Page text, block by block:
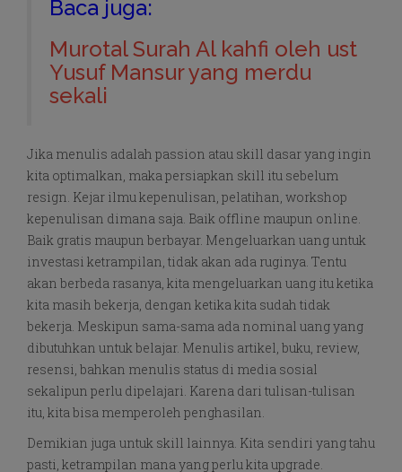
Baca juga:
Murotal Surah Al kahfi oleh ust
Yusuf Mansur yang merdu
sekali
Jika menulis adalah passion atau skill dasar yang ingin
kita optimalkan, maka persiapkan skill itu sebelum
resign. Kejar ilmu kepenulisan, pelatihan, workshop
kepenulisan dimana saja. Baik offline maupun online.
Baik gratis maupun berbayar. Mengeluarkan uang untuk
investasi ketrampilan, tidak akan ada ruginya. Tentu
akan berbeda rasanya, kita mengeluarkan uang itu ketika
kita masih bekerja, dengan ketika kita sudah tidak
bekerja. Meskipun sama-sama ada nominal uang yang
dibutuhkan untuk belajar. Menulis artikel, buku, review,
resensi, bahkan menulis status di media sosial
sekalipun perlu dipelajari. Karena dari tulisan-tulisan
itu, kita bisa memperoleh penghasilan.
Demikian juga untuk skill lainnya. Kita sendiri yang tahu
pasti, ketrampilan mana yang perlu kita upgrade.